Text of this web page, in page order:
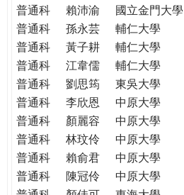
普通科
賴沛渝 國立金門大學
普通科
孫永芸 輔仁大學
普通科
黃子耕 輔仁大學
普通科
江韋儒 輔仁大學
普通科
劉思筠 東吳大學
普通科
李欣恩 中原大學
普通科
顏麗容 中原大學
普通科
林玟伶 中原大學
普通科
賴俞君 中原大學
普通科
陳冠伶 中原大學